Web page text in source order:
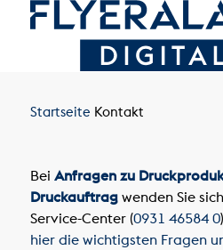
Startseite Kontakt
Bei Anfragen zu
Druckauftragwenden Sie
Service-Center (0931 46584 0
hier die wichtigsten Fragen